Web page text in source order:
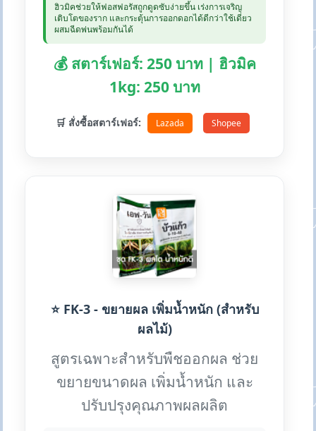
ฮิวมิคช่วยให้ฟอสฟอรัสถูกดูดซับง่ายขึ้น เร่งการเจริญ
เติบโตของราก และกระตุ้นการออกดอกได้ดีกว่าใช้เดี่ยว
ผสมฉีดพ่นพร้อมกันได้
💰 สตาร์เฟอร์: 250 บาท | ฮิวมิค
1kg: 250 บาท
🛒 สั่งซื้อสตาร์เฟอร์: Lazada Shopee
⭐ FK-3 - ขยายผล เพิ่มน้ำหนัก (สำหรับ
ผลไม้)
สูตรเฉพาะสำหรับพืชออกผล ช่วย
ขยายขนาดผล เพิ่มน้ำหนัก และ
ปรับปรุงคุณภาพผลผลิต